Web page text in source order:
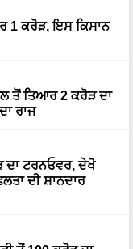
1 ਕਰੋੜ, ਇਸ ਕਿਸਾਨ
ਤੋਂ ਤਿਆਰ 2 ਕਰੋੜ ਦਾ
ਰਾਜ
ਦਾ ਟਰਨਓਵਰ, ਦੇਖੋ
ਦੀ ਸ਼ਾਨਦਾਰ